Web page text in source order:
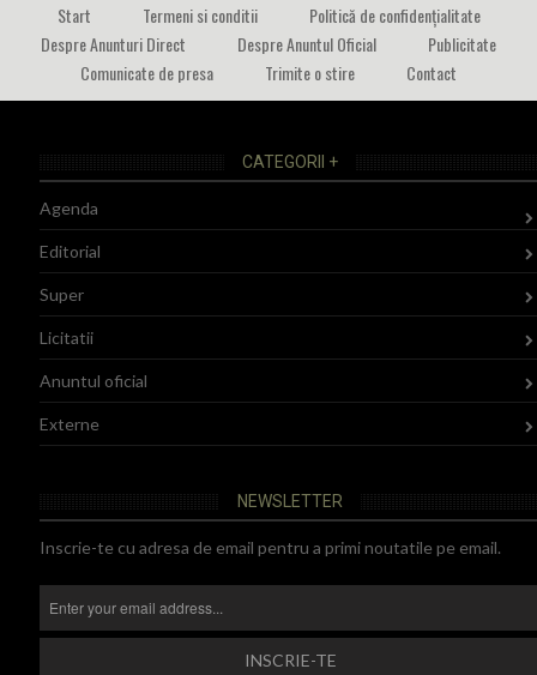
Start Termeni si conditii
Politică de confidențialitate
Despre Anunturi Direct
Despre Anuntul Oficial
Publicitate
Comunicate de presa
Trimite o stire Contact
CATEGORII +
Agenda
Editorial
Super
Licitatii
Anuntul oficial
Externe
NEWSLETTER
Inscrie-te cu adresa de email pentru a primi noutatile pe email.